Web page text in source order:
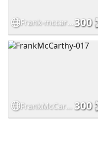
Frank-mccarthy-western-artist-1300
300